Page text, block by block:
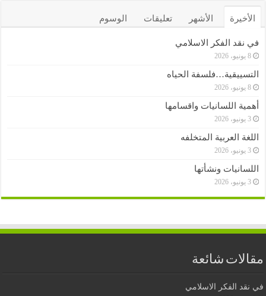
الأخيرة الأشهر تعليقات الوسوم
في نقد الفكر الاسلامي
8 يونيو، 2026
التسييقية…فلسفة الحياه
8 يونيو، 2026
أهمية اللسانيات واقسامها
3 يونيو، 2026
اللغة العربية المتخلفه
3 يونيو، 2026
اللسانيات ونشأتها
3 يونيو، 2026
مقالات شائعة
في نقد الفكر الاسلامي